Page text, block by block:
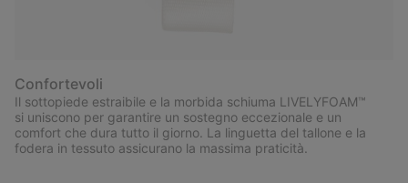
Confortevoli
Il sottopiede estraibile e la morbida schiuma LIVELYFOAM™
si uniscono per garantire un sostegno eccezionale e un
comfort che dura tutto il giorno. La linguetta del tallone e la
fodera in tessuto assicurano la massima praticità.